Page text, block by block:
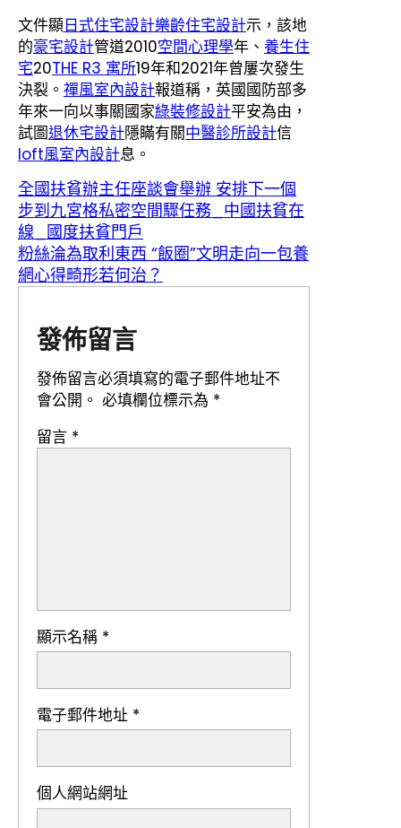
文件顯日式住宅設計樂齡住宅設計示，該地
的豪宅設計管道2010空間心理學年、 養生住
宅20THE R3 寓所19年和2021年曾屢次發生
決裂。 禪風室內設計報道稱，英國國防部多
年來一向以事關國家綠裝修設計平安為由，
試圖退休宅設計隱瞞有關中醫診所設計信
loft風室內設計息。
全國扶貧辦主任座談會舉辦 安排下一個
步到九宮格私密空間驟任務_中國扶貧在
線_國度扶貧門戶
粉絲淪為取利東西 “飯圈”文明走向一包養
網心得畸形若何治？
發佈留言
發佈留言必須填寫的電子郵件地址不
會公開。 必填欄位標示為 *
留言 *
顯示名稱 *
電子郵件地址 *
個人網站網址